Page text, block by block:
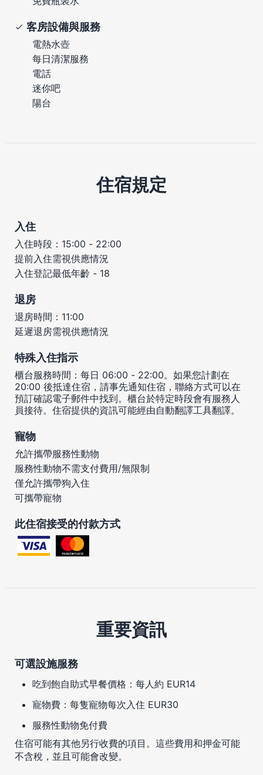
客房設備與服務
電熱水壺
每日清潔服務
電話
迷你吧
陽台
住宿規定
入住
入住時段：15:00 - 22:00
提前入住需視供應情況
入住登記最低年齡 - 18
退房
退房時間：11:00
延遲退房需視供應情況
特殊入住指示
櫃台服務時間：每日 06:00 - 22:00。如果您計劃在
20:00 後抵達住宿，請事先通知住宿，聯絡方式可以在
預訂確認電子郵件中找到。櫃台於特定時段會有服務人
員接待。住宿提供的資訊可能經由自動翻譯工具翻譯。
寵物
允許攜帶服務性動物
服務性動物不需支付費用/無限制
僅允許攜帶狗入住
可攜帶寵物
此住宿接受的付款方式
重要資訊
可選設施服務
吃到飽自助式早餐價格：每人約 EUR14
寵物費：每隻寵物每次入住 EUR30
服務性動物免付費
住宿可能有其他另行收費的項目。這些費用和押金可能
不含稅，並且可能會改變。